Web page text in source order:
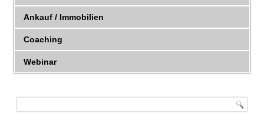
Ankauf / Immobilien
Coaching
Webinar